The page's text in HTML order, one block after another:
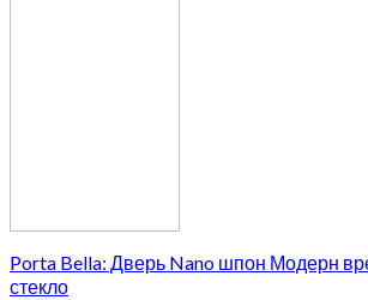
Porta Bella: Дверь Nano шпон Модерн
стекло